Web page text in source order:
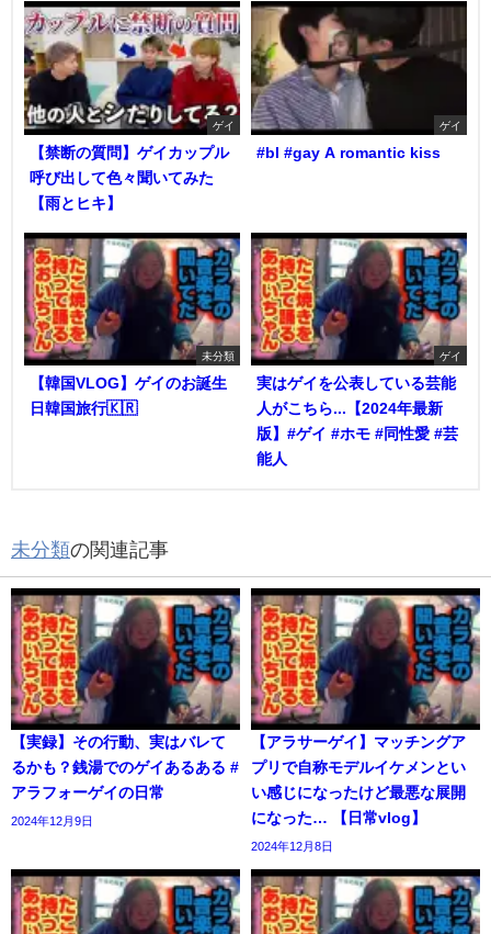
ゲイ
【禁断の質問】ゲイカップル
呼び出して色々聞いてみた
【雨とヒキ】
ゲイ
#bl #gay A romantic kiss
未分類
【韓国VLOG】ゲイのお誕生
日韓国旅行🇰🇷
ゲイ
実はゲイを公表している芸能
人がこちら...【2024年最新
版】#ゲイ #ホモ #同性愛 #芸
能人
未分類の関連記事
【実録】その行動、実はバレて
るかも？銭湯でのゲイあるある #
アラフォーゲイの日常
2024年12月9日
【アラサーゲイ】マッチングア
プリで自称モデルイケメンとい
い感じになったけど最悪な展開
になった… 【日常vlog】
2024年12月8日